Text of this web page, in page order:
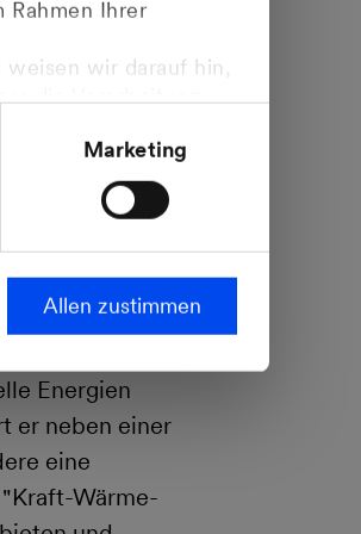
Rahmen Ihrer
weisen wir darauf hin,
Marketing
Allen zustimmen
Dr. Müller:
die Novelle des
nun weitere
ohne dabei die
Umweltschutz
Energien
er neben einer
eine
Wärme-